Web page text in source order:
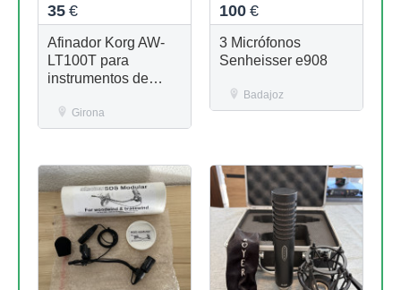
35 €
Afinador Korg AW-
LT100T para
instrumentos de
Trompeta Trombón
Girona
100 €
3 Micrófonos
Senheisser e908
Badajoz